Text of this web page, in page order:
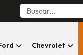
Chevrolet